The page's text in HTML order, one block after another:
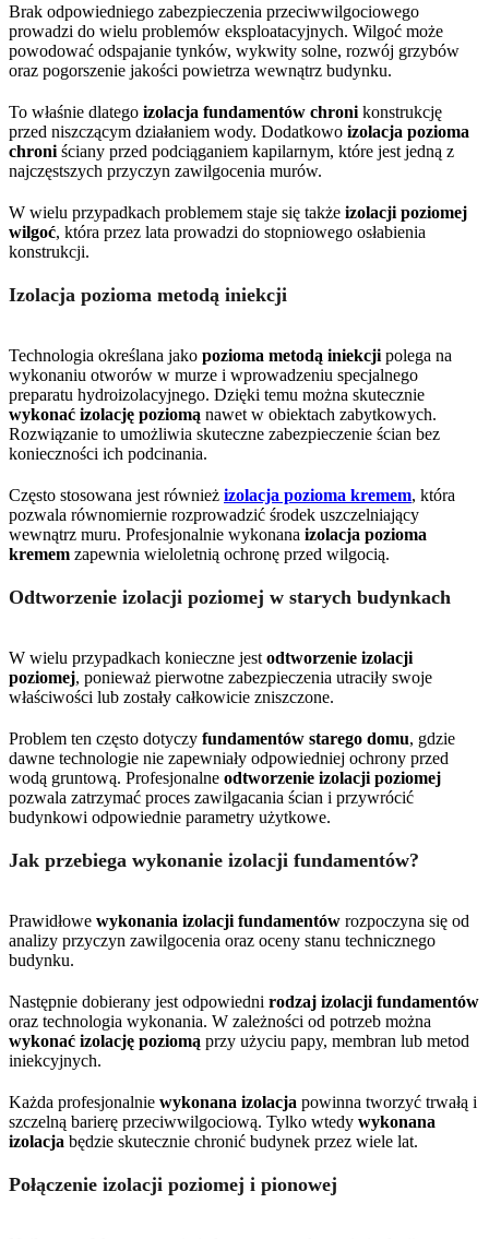
Brak odpowiedniego zabezpieczenia przeciwwilgociowego
prowadzi do wielu problemów eksploatacyjnych. Wilgoć może
powodować odspajanie tynków, wykwity solne, rozwój grzybów
oraz pogorszenie jakości powietrza wewnątrz budynku.
To właśnie dlatego izolacja fundamentów chroni konstrukcję
przed niszczącym działaniem wody. Dodatkowo izolacja pozioma
chroni ściany przed podciąganiem kapilarnym, które jest jedną z
najczęstszych przyczyn zawilgocenia murów.
W wielu przypadkach problemem staje się także izolacji poziomej
wilgoć, która przez lata prowadzi do stopniowego osłabienia
konstrukcji.
Izolacja pozioma metodą iniekcji
Technologia określana jako pozioma metodą iniekcji polega na
wykonaniu otworów w murze i wprowadzeniu specjalnego
preparatu hydroizolacyjnego. Dzięki temu można skutecznie
wykonać izolację poziomą nawet w obiektach zabytkowych.
Rozwiązanie to umożliwia skuteczne zabezpieczenie ścian bez
konieczności ich podcinania.
Często stosowana jest również izolacja pozioma kremem, która
pozwala równomiernie rozprowadzić środek uszczelniający
wewnątrz muru. Profesjonalnie wykonana izolacja pozioma
kremem zapewnia wieloletnią ochronę przed wilgocią.
Odtworzenie izolacji poziomej w starych budynkach
W wielu przypadkach konieczne jest odtworzenie izolacji
poziomej, ponieważ pierwotne zabezpieczenia utraciły swoje
właściwości lub zostały całkowicie zniszczone.
Problem ten często dotyczy fundamentów starego domu, gdzie
dawne technologie nie zapewniały odpowiedniej ochrony przed
wodą gruntową. Profesjonalne odtworzenie izolacji poziomej
pozwala zatrzymać proces zawilgacania ścian i przywrócić
budynkowi odpowiednie parametry użytkowe.
Jak przebiega wykonanie izolacji fundamentów?
Prawidłowe wykonania izolacji fundamentów rozpoczyna się od
analizy przyczyn zawilgocenia oraz oceny stanu technicznego
budynku.
Następnie dobierany jest odpowiedni rodzaj izolacji fundamentów
oraz technologia wykonania. W zależności od potrzeb można
wykonać izolację poziomą przy użyciu papy, membran lub metod
iniekcyjnych.
Każda profesjonalnie wykonana izolacja powinna tworzyć trwałą i
szczelną barierę przeciwwilgociową. Tylko wtedy wykonana
izolacja będzie skutecznie chronić budynek przez wiele lat.
Połączenie izolacji poziomej i pionowej